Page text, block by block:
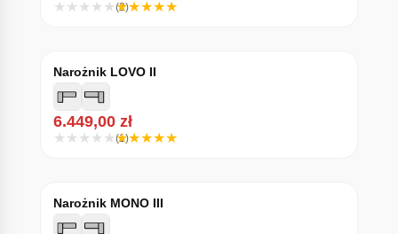
(2)
Narożnik LOVO II
6.449,00 zł
(1)
Narożnik MONO III